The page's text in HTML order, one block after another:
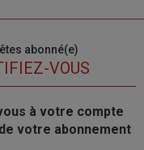
abonné(e)
VOUS
à votre compte
votre abonnement